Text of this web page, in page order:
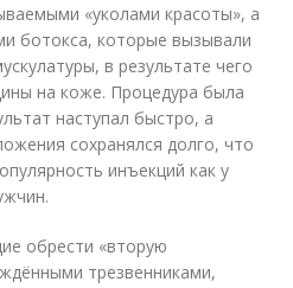
«уколами красоты», а
ботокса, которые вызывали
в результате чего
на коже. Процедура была
наступал быстро, а
сохранялся долго, что
инъекций как у
обрести «вторую
трезвенниками,